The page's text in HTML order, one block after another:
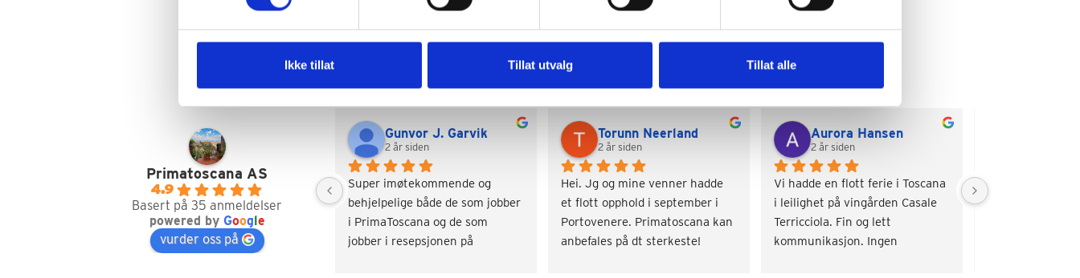
Ikke tillat Tillat utvalg Tillat alle
Google Reviews
Primatoscana AS
4.9
Basert på 35 anmeldelser
powered by Google
vurder oss på
Gunvor J. Garvik
2 år siden
Super imøtekommende og
behjelpelige både de som jobber
i PrimaToscana og de som
jobber i resepsjonen på
Torunn Neerland
2 år siden
Hei. Jg og mine venner hadde
et flott opphold i september i
Portovenere. Primatoscana kan
anbefales på dt sterkeste!
Aurora Hansen
2 år siden
Vi hadde en flott ferie i Toscana
i leilighet på vingården Casale
Terricciola. Fin og lett
kommunikasjon. Ingen
Veldig